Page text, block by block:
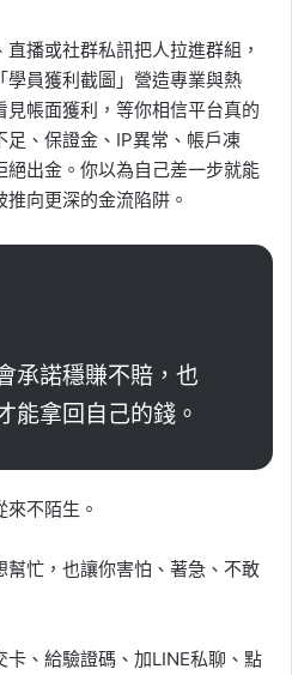
播或社群私訊把人拉進群組，
員獲利截圖」營造專業與熱
帳面獲利，等你相信平台真的
、保證金、IP異常、帳戶凍
出金。你以為自己差一步就能
向更深的金流陷阱。
承諾穩賺不賠，也
能拿回自己的錢。
不陌生。
忙，也讓你害怕、著急、不敢
、給驗證碼、加LINE私聊、點